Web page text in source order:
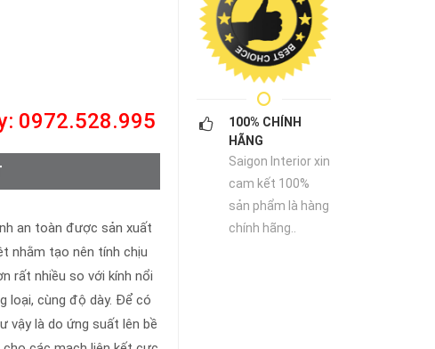
0972.528.995
an toàn được sản xuất
nhằm tạo nên tính chịu
rất nhiều so với kính nổi
loại, cùng độ dày. Để có
vậy là do ứng suất lên bề
100% CHÍNH
HÃNG
Saigon Interior xin
cam kết 100%
sản phẩm là hàng
chính hãng..